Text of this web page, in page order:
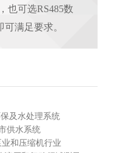
也可选RS485数
满足要求。
处理系统
系统
机行业